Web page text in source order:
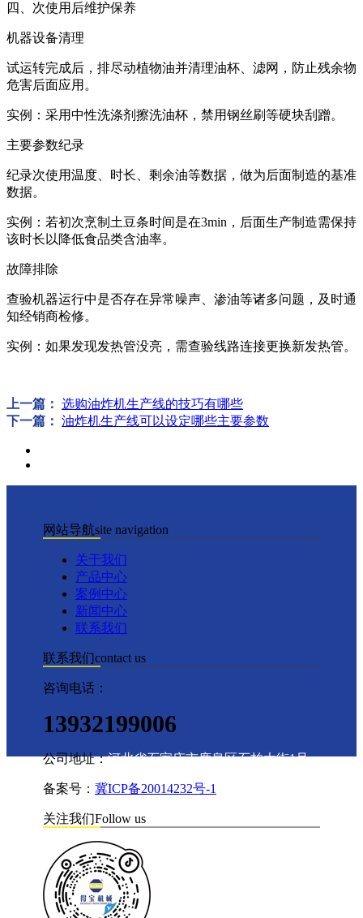
四、次使用后维护保养
机器设备清理
试运转完成后，排尽动植物油并清理油杯、滤网，防止残余物
危害后面应用。
实例：采用中性洗涤剂擦洗油杯，禁用钢丝刷等硬块刮蹭。
主要参数纪录
纪录次使用温度、时长、剩余油等数据，做为后面制造的基准
数据。
实例：若初次烹制土豆条时间是在3min，后面生产制造需保持
该时长以降低食品类含油率。
故障排除
查验机器运行中是否存在异常噪声、渗油等诸多问题，及时通
知经销商检修。
实例：如果发现发热管没亮，需查验线路连接更换新发热管。
上一篇： 选购油炸机生产线的技巧有哪些
下一篇： 油炸机生产线可以设定哪些主要参数
网站导航site navigation
关于我们
产品中心
案例中心
新闻中心
联系我们
联系我们contact us
咨询电话：
13932199006
公司地址：河北省石家庄市鹿泉区石柏大街1号
备案号： 冀ICP备20014232号-1
关注我们Follow us